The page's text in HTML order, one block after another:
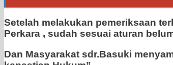
Setelah melakukan pemeriksaan
Perkara , sudah sesuai aturan
Dan Masyarakat sdr.Basuki